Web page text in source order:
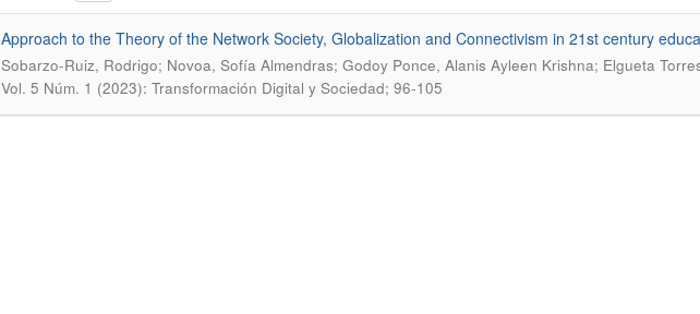
Approach to the Theory of the Network Society, Globalization and Connectivism in 21st century
Sobarzo-Ruiz, Rodrigo; Novoa, Sofía Almendras; Godoy Ponce, Alanis Ayleen Krishna; Elgueta
Vol. 5 Núm. 1 (2023): Transformación Digital y Sociedad; 96-105